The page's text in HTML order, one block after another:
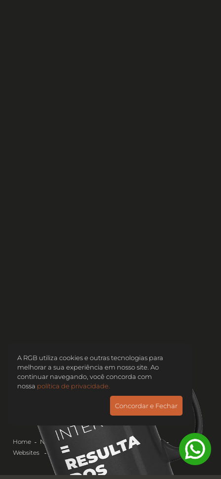
Home Nossos Cases
Websites & Lojas Virtuais
Websites
Marketing Digital do Instituto Nupen
A RGB utiliza cookies e outras tecnologias para
melhorar a sua experiência em nosso site. Ao
continuar navegando, você concorda com
nossa política de privacidade.
Concordar e Fechar